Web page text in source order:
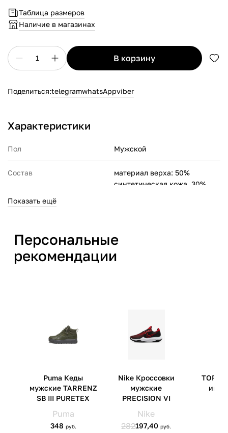
Таблица размеров
Наличие в магазинах
1 в корзину
Поделиться:telegramwhatsAppviber
Характеристики
Пол Мужской
Состав
материал верха: 50%
синтетическая кожа, 30%
материал подошвы:
Страна производства Китай
ООО 'Клермонт' 231741,
Гродненская обл.,
Гродненский р-н, а/г Гожа,
ул.Школьная, д.5, к.13
Показать ещё
Персональные
рекомендации